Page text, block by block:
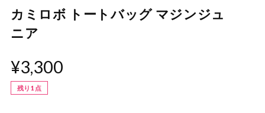
カミロボ トートバッグ マジンジュ
ニア
¥3,300
残り1点